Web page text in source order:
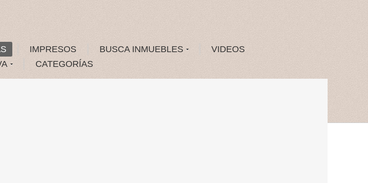
IMPRESOS BUSCA INMUEBLES
VIDEOS
CATEGORÍAS